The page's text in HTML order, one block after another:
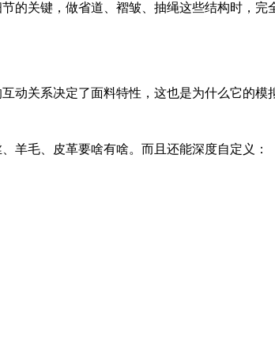
键，做省道、褶皱、抽绳这些结构时
互动关系决定了面料特性，这也是为什么它的
毛、皮革要啥有啥。而且还能深度自定义：